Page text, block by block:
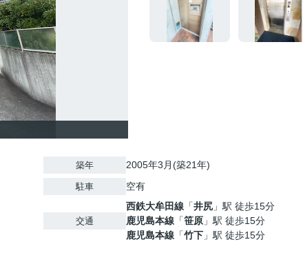
築年 2005年3月(築21年)
駐車 空有
交通
西鉄大牟田線 「井尻 」駅 徒歩15分
鹿児島本線 「笹原 」駅 徒歩15分
鹿児島本線 「竹下 」駅 徒歩15分